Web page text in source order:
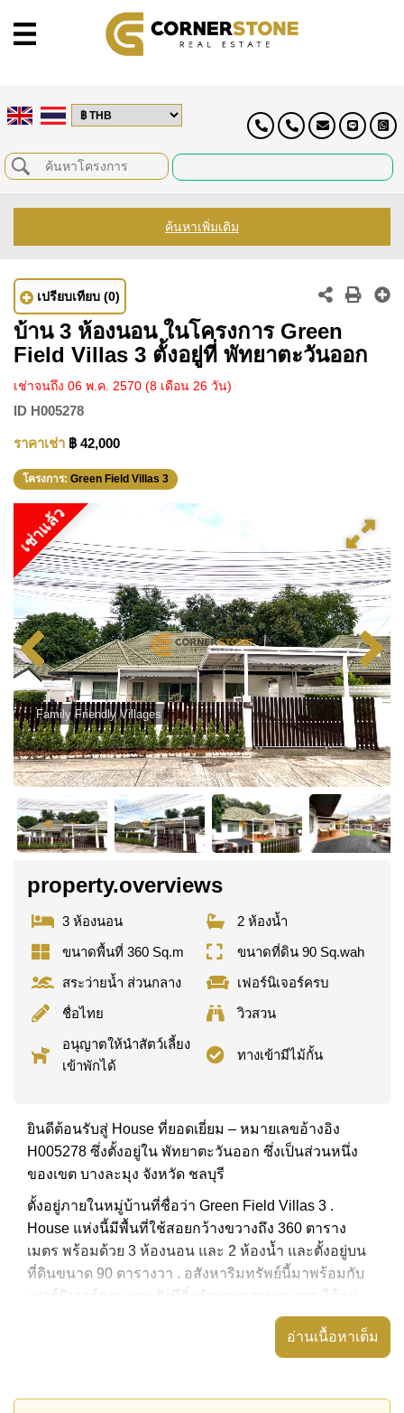
ค้นหาเพิ่มเติม
เปรียบเทียบ (0)
บ้าน 3 ห้องนอน ในโครงการ Green
Field Villas 3 ตั้งอยู่ที่ พัทยาตะวันออก
เช่าจนถึง 06 พ.ค. 2570 (8 เดือน 26 วัน)
ID H005278
ราคาเช่า ฿ 42,000
โครงการ: Green Field Villas 3
เช่าแล้ว
Family Friendly Villages
property.overviews
3 ห้องนอน
2 ห้องน้ำ
ขนาดพื้นที่ 360 Sq.m
ขนาดที่ดิน 90 Sq.wah
สระว่ายน้ำ ส่วนกลาง
เฟอร์นิเจอร์ครบ
ชื่อไทย
วิวสวน
อนุญาตให้นำสัตว์เลี้ยง
เข้าพักได้
ทางเข้ามีไม้กั้น
ยินดีต้อนรับสู่ House ที่ยอดเยี่ยม – หมายเลขอ้างอิง
H005278 ซึ่งตั้งอยู่ใน พัทยาตะวันออก ซึ่งเป็นส่วนหนึ่ง
ของเขต บางละมุง จังหวัด ชลบุรี
ตั้งอยู่ภายในหมู่บ้านที่ชื่อว่า Green Field Villas 3 .
House แห่งนี้มีพื้นที่ใช้สอยกว้างขวางถึง 360 ตาราง
เมตร พร้อมด้วย 3 ห้องนอน และ 2 ห้องน้ำ และตั้งอยู่บน
ที่ดินขนาด 90 ตารางวา . อสังหาริมทรัพย์นี้มาพร้อมกับ
เฟอร์นิเจอร์ครบ และยังมีสิ่งอำนวยความสะดวก ได้แก่
สวนส่วนตัว, อ่างอาบน้ำ/จากุซซี่, ระเบียงกลางแจ้งที่มี
Green Field Villas 3 มีสิ่งอำนวยความสะดวกส่วนกลาง
อ่านเนื้อหาเต็ม